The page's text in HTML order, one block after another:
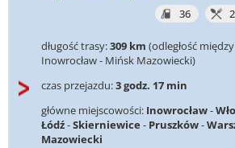
36
długość trasy:309 km (odległość
Inowrocław - Mińsk Mazowiecki)
czas przejazdu:3 godz. 17 min
główne miejscowości: Inowrocław-
Łódź-Skierniewice - Pruszków-
Mazowiecki